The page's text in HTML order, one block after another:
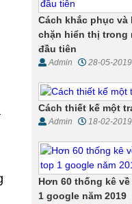
Cách khắc phục
chặn hiển thị trong
đầu tiên
Admin 28-05-2019
Cách thiết kế một
Admin 18-02-2019
Hơn 60 thống kê
1 google năm 2019